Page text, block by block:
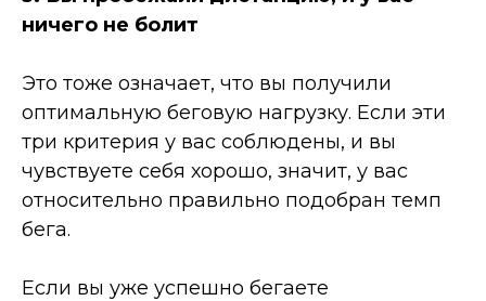
ничего не болит
Это тоже означает, что вы получили
оптимальную беговую нагрузку. Если эти
три критерия у вас соблюдены, и вы
чувствуете себя хорошо, значит, у вас
относительно правильно подобран темп
бега.
Если вы уже успешно бегаете